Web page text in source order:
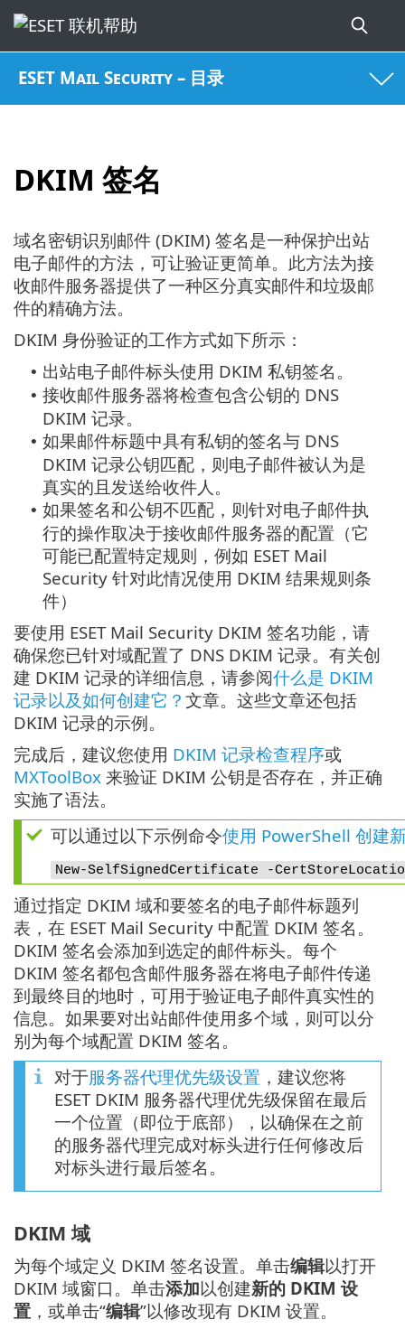
ESET Mail Security – 目录
DKIM 签名
域名密钥识别邮件 (DKIM) 签名是一种保护出站
电子邮件的方法，可让验证更简单。此方法为接
收邮件服务器提供了一种区分真实邮件和垃圾邮
件的精确方法。
DKIM 身份验证的工作方式如下所示：
• 出站电子邮件标头使用 DKIM 私钥签名。
• 接收邮件服务器将检查包含公钥的 DNS
DKIM 记录。
• 如果邮件标题中具有私钥的签名与 DNS
DKIM 记录公钥匹配，则电子邮件被认为是
真实的且发送给收件人。
• 如果签名和公钥不匹配，则针对电子邮件执
行的操作取决于接收邮件服务器的配置（它
可能已配置特定规则，例如 ESET Mail
Security 针对此情况使用 DKIM 结果规则条
件）
要使用 ESET Mail Security DKIM 签名功能，请
确保您已针对域配置了 DNS DKIM 记录。有关创
建 DKIM 记录的详细信息，请参阅什么是 DKIM
记录以及如何创建它？ 文章。这些文章还包括
DKIM 记录的示例。
完成后，建议您使用 DKIM 记录检查程序或
MXToolBox 来验证 DKIM 公钥是否存在，并正确
实施了语法。
可以通过以下示例命令使用 PowerShell 创建
New-SelfSignedCertificate -
通过指定 DKIM 域和要签名的电子邮件标题列
表，在 ESET Mail Security 中配置 DKIM 签名。
DKIM 签名会添加到选定的邮件标头。每个
DKIM 签名都包含邮件服务器在将电子邮件传递
到最终目的地时，可用于验证电子邮件真实性的
信息。如果要对出站邮件使用多个域，则可以分
别为每个域配置 DKIM 签名。
对于服务器代理优先级设置 ，建议您将
ESET DKIM 服务器代理优先级保留在最后
一个位置（即位于底部），以确保在之前
的服务器代理完成对标头进行任何修改后
对标头进行最后签名。
DKIM 域
为每个域定义 DKIM 签名设置。单击编辑以打开
DKIM 域窗口。单击添加以创建新的 DKIM 设
置 ，或单击“编辑”以修改现有 DKIM 设置。